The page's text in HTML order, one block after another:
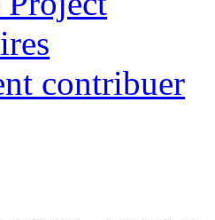
contribuer